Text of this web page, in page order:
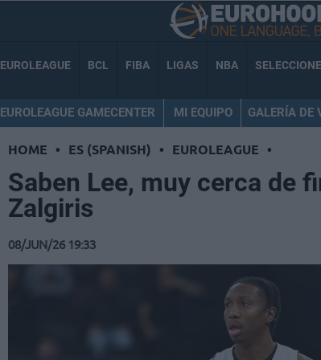
EUROLEAGUE BCL FIBA LIGAS NBA
EUROLEAGUE GAMECENTER MI EQUIPO GALERÍA DE
HOME • ES (SPANISH) • EUROLEAGUE •
Saben Lee, muy cerca de
Zalgiris
08/JUN/26 19:33